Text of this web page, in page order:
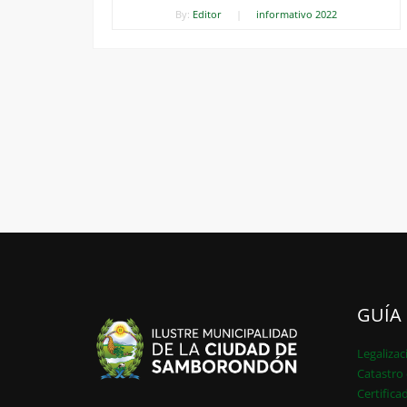
By: Editor informativo 2022
GUÍA
Catastro